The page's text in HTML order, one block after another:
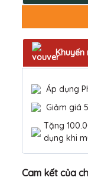
Khuyến
Áp dụng
Giảm giá
Tặng
dụng khi
Cam kết của